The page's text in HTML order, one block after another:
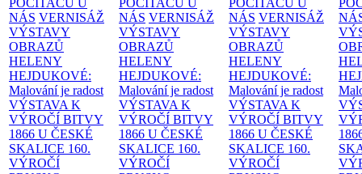
POČÍTAČŮ U
NÁS VERNISÁŽ
VÝSTAVY
OBRAZŮ
HELENY
HEJDUKOVÉ:
Malování je radost
VÝSTAVA K
VÝROČÍ BITVY
1866 U ČESKÉ
SKALICE 160.
VÝROČÍ
POČÍTAČŮ U
NÁS VERNISÁŽ
VÝSTAVY
OBRAZŮ
HELENY
HEJDUKOVÉ:
Malování je radost
VÝSTAVA K
VÝROČÍ BITVY
1866 U ČESKÉ
SKALICE 160.
VÝROČÍ
POČÍTAČŮ U
NÁS VERNISÁŽ
VÝSTAVY
OBRAZŮ
HELENY
HEJDUKOVÉ:
Malování je radost
VÝSTAVA K
VÝROČÍ BITVY
1866 U ČESKÉ
SKALICE 160.
VÝROČÍ